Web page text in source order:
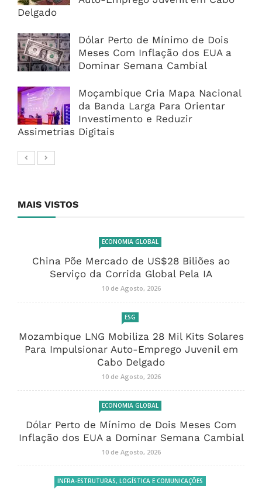
Delgado
Dólar Perto de Mínimo de Dois
Meses Com Inflação dos EUA a
Dominar Semana Cambial
Moçambique Cria Mapa Nacional
da Banda Larga Para Orientar
Investimento e Reduzir
Assimetrias Digitais
MAIS VISTOS
ECONOMIA GLOBAL
China Põe Mercado de US$28 Biliões ao
Serviço da Corrida Global Pela IA
10 de Agosto, 2026
ESG
Mozambique LNG Mobiliza 28 Mil Kits Solares
Para Impulsionar Auto-Emprego Juvenil em
Cabo Delgado
10 de Agosto, 2026
ECONOMIA GLOBAL
Dólar Perto de Mínimo de Dois Meses Com
Inflação dos EUA a Dominar Semana Cambial
10 de Agosto, 2026
INFRA-ESTRUTURAS, LOGÍSTICA E COMUNICAÇÕES